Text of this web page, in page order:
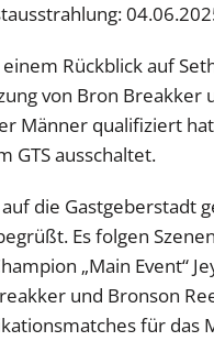
Rückblick auf
von Bron Breakker
Männer qualifiziert
GTS ausschaltet.
die Gastgeberstadt
Es folgen
„Main Event“
und Bronson
für das